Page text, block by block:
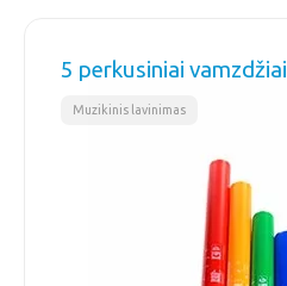
5 perkusiniai vamzdžiai
Muzikinis lavinimas